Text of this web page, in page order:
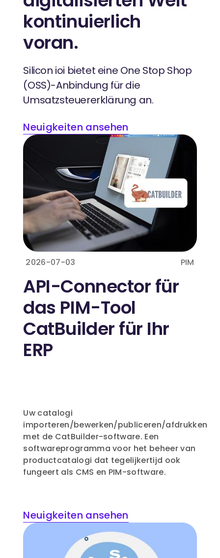
kontinuierlich
voran.
Silicon ioi bietet eine One Stop Shop
(OSS)-Anbindung für die
Umsatzsteuererklärung an.
Neuigkeiten ansehen
2026-07-03 PIM
API-Connector für
das PIM-Tool
CatBuilder für Ihr
ERP
Uw catalogi
importeren/bewerken/publiceren/afdrukken
met de CatBuilder-software. Een
softwareprogramma voor het beheer van
productcatalogi dat tegelijkertijd ook
fungeert als CMS en PIM-software.
Neuigkeiten ansehen